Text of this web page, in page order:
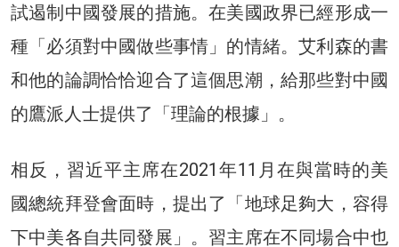
試遏制中國發展的措施。在美國政界已經形成一
種「必須對中國做些事情」的情緒。艾利森的書
和他的論調恰恰迎合了這個思潮，給那些對中國
的鷹派人士提供了「理論的根據」。
相反，習近平主席在2021年11月在與當時的美
國總統拜登會面時，提出了「地球足夠大，容得
下中美各自共同發展」。習主席在不同場合中也